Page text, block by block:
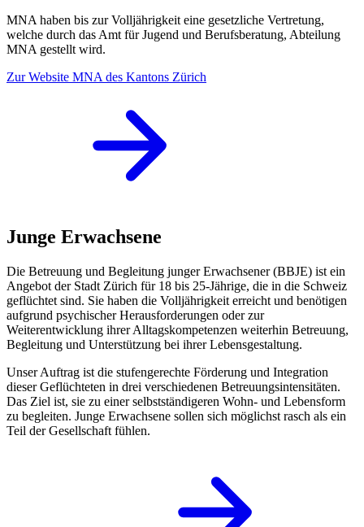
MNA haben bis zur Volljährigkeit eine gesetzliche Vertretung,
welche durch das Amt für Jugend und Berufsberatung, Abteilung
MNA gestellt wird.
Zur Website MNA des Kantons Zürich
Junge Erwachsene
Die Betreuung und Begleitung junger Erwachsener (BBJE) ist ein
Angebot der Stadt Zürich für 18 bis 25-Jährige, die in die Schweiz
geflüchtet sind. Sie haben die Volljährigkeit erreicht und benötigen
aufgrund psychischer Herausforderungen oder zur
Weiterentwicklung ihrer Alltagskompetenzen weiterhin Betreuung,
Begleitung und Unterstützung bei ihrer Lebensgestaltung.
Unser Auftrag ist die stufengerechte Förderung und Integration
dieser Geflüchteten in drei verschiedenen Betreuungsintensitäten.
Das Ziel ist, sie zu einer selbstständigeren Wohn- und Lebensform
zu begleiten. Junge Erwachsene sollen sich möglichst rasch als ein
Teil der Gesellschaft fühlen.